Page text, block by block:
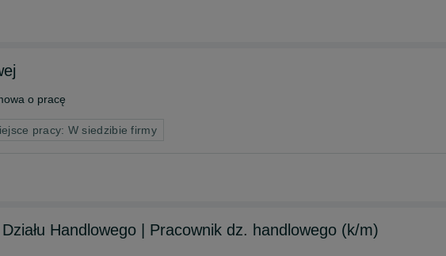
o pracę
pracy: W siedzibie firmy
Handlowego | Pracownik dz. handlowego (k/m)